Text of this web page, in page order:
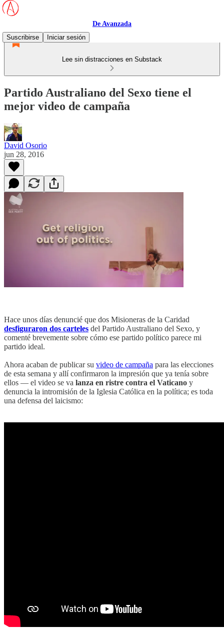
De Avanzada
Suscribirse
Iniciar sesión
Lee sin distracciones en Substack
Partido Australiano del Sexo tiene el
mejor video de campaña
David Osorio
jun 28, 2016
Hace unos días denuncié que dos Misioneras de la Caridad
desfiguraron dos carteles del Partido Australiano del Sexo, y
comenté brevemente sobre cómo ese partido político parece mi
partido ideal.
Ahora acaban de publicar su video de campaña para las elecciones
de esta semana y allí confirmaron la impresión que ya tenía sobre
ellos — el video se va lanza en ristre contra el Vaticano y
denuncia la intromisión de la Iglesia Católica en la política; es toda
una defensa del laicismo: